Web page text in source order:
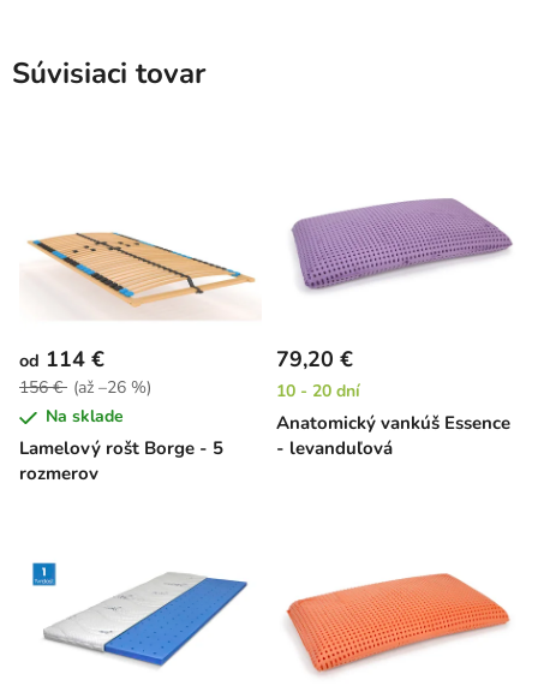
Súvisiaci tovar
Lamelový rošt Borge - 5
rozmerov
od 114 €
156 € (až –26 %)
Na sklade
Anatomický vankúš Essence
- levanduľová
79,20 €
10 - 20 dní